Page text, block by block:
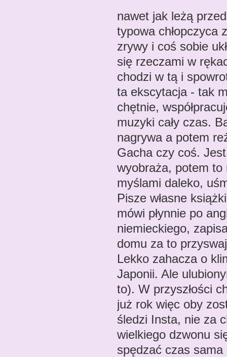
nawet jak leżą
typowa chłopczyca
zrywy i coś sobie
się rzeczami w
chodzi w tą i
ta ekscytacja - tak
chętnie,
muzyki cały czas.
nagrywa a potem
Gacha czy coś.
wyobraża, potem to
myślami daleko,
Pisze własne
mówi płynnie po
niemieckiego,
domu za to
Lekko zahacza o
Japonii. Ale
to). W przyszłości
już rok więc oby
śledzi Insta, nie za
wielkiego dzwonu
spędzać czas